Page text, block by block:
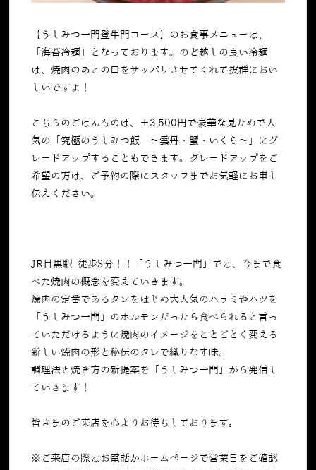
【うしみつ一門登牛門コース】のお食事メニューは、
「海苔冷麺」となっております。のど越しの良い冷麺
は、焼肉のあとの口をサッパリさせてくれて抜群におい
しいですよ！
こちらのごはんものは、＋3,500円で豪華な見ためで人
気の「究極のうしみつ飯 〜雲丹・蟹・いくら〜」にグ
レードアップすることもできます。グレードアップをご
希望の方は、ご予約の際にスタッフまでお気軽にお申し
伝えください。
JR目黒駅 徒歩3分！！「うしみつ一門」では、今まで食
べた焼肉の概念を変えていきます。
焼肉の定番であるタンをはじめ大人気のハラミやハツを
「うしみつ一門」のホルモンだったら食べられると言っ
ていただけるように焼肉のイメージをことごとく変える
新しい焼肉の形と秘伝のタレで織りなす味。
調理法と焼き方の新提案を「うしみつ一門」から発信し
ていきます！
皆さまのご来店を心よりお待ちしております。
※ご来店の際はお電話かホームページで営業日をご確認